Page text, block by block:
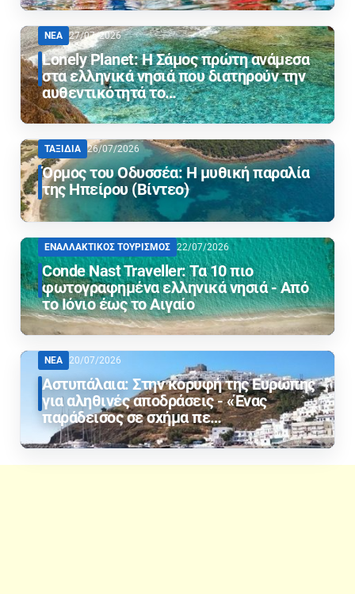
ΝΕΑ 27/07/2026
Lonely Planet: Η Σάμος πρώτη ανάμεσα
στα ελληνικά νησιά που διατηρούν την
αυθεντικότητά το…
ΤΑΞΙΔΙΑ 26/07/2026
Όρμος του Οδυσσέα: Η μυθική παραλία
της Ηπείρου (Βίντεο)
ΕΝΑΛΛΑΚΤΙΚΟΣ ΤΟΥΡΙΣΜΟΣ 22/07/2026
Conde Nast Traveller: Τα 10 πιο
φωτογραφημένα ελληνικά νησιά - Από
το Ιόνιο έως το Αιγαίο
ΝΕΑ 20/07/2026
Αστυπάλαια: Στην κορυφή της Ευρώπης
για αληθινές αποδράσεις - «Ένας
παράδεισος σε σχήμα πε…